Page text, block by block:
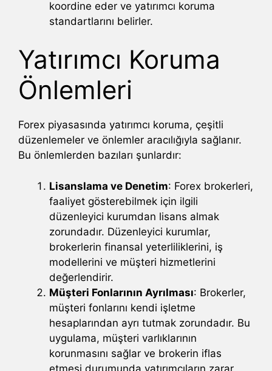
koordine eder ve yatırımcı koruma
standartlarını belirler.
Yatırımcı Koruma
Önlemleri
Forex piyasasında yatırımcı koruma, çeşitli
düzenlemeler ve önlemler aracılığıyla sağlanır.
Bu önlemlerden bazıları şunlardır:
Lisanslama ve Denetim: Forex brokerleri,
faaliyet gösterebilmek için ilgili
düzenleyici kurumdan lisans almak
zorundadır. Düzenleyici kurumlar,
brokerlerin finansal yeterliliklerini, iş
modellerini ve müşteri hizmetlerini
değerlendirir.
Müşteri Fonlarının Ayrılması: Brokerler,
müşteri fonlarını kendi işletme
hesaplarından ayrı tutmak zorundadır. Bu
uygulama, müşteri varlıklarının
korunmasını sağlar ve brokerin iflas
etmesi durumunda yatırımcıların zarar